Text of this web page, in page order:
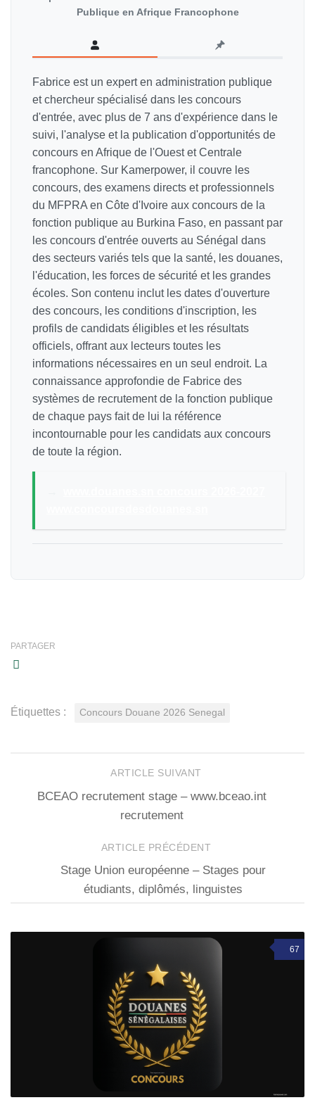
Publique en Afrique Francophone
Fabrice est un expert en administration publique
et chercheur spécialisé dans les concours
d'entrée, avec plus de 7 ans d'expérience dans le
suivi, l'analyse et la publication d'opportunités de
concours en Afrique de l'Ouest et Centrale
francophone. Sur Kamerpower, il couvre les
concours, des examens directs et professionnels
du MFPRA en Côte d'Ivoire aux concours de la
fonction publique au Burkina Faso, en passant par
les concours d'entrée ouverts au Sénégal dans
des secteurs variés tels que la santé, les douanes,
l'éducation, les forces de sécurité et les grandes
écoles. Son contenu inclut les dates d'ouverture
des concours, les conditions d'inscription, les
profils de candidats éligibles et les résultats
officiels, offrant aux lecteurs toutes les
informations nécessaires en un seul endroit. La
connaissance approfondie de Fabrice des
systèmes de recrutement de la fonction publique
de chaque pays fait de lui la référence
incontournable pour les candidats aux concours
de toute la région.
PARTAGER
Étiquettes : Concours Douane 2026 Senegal
ARTICLE SUIVANT
BCEAO recrutement stage – www.bceao.int
recrutement
ARTICLE PRÉCÉDENT
Stage Union européenne – Stages pour
étudiants, diplômés, linguistes
67